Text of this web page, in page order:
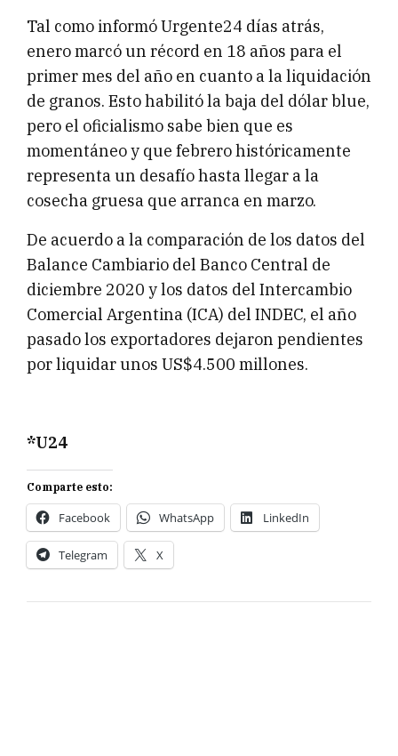
Tal como informó Urgente24 días atrás,
enero marcó un récord en 18 años para el
primer mes del año en cuanto a la liquidación
de granos. Esto habilitó la baja del dólar blue,
pero el oficialismo sabe bien que es
momentáneo y que febrero históricamente
representa un desafío hasta llegar a la
cosecha gruesa que arranca en marzo.
De acuerdo a la comparación de los datos del
Balance Cambiario del Banco Central de
diciembre 2020 y los datos del Intercambio
Comercial Argentina (ICA) del INDEC, el año
pasado los exportadores dejaron pendientes
por liquidar unos US$4.500 millones.
*U24
Comparte esto:
Facebook WhatsApp LinkedIn
Telegram X